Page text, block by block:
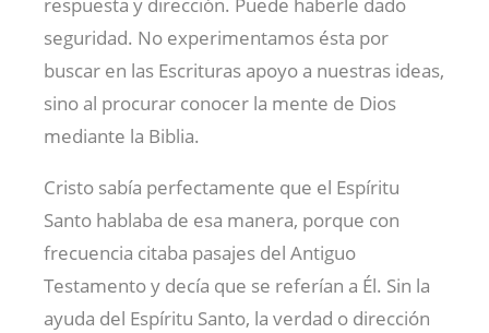
seguridad. No experimentamos ésta por
buscar en las Escrituras apoyo a nuestras ideas,
sino al procurar conocer la mente de Dios
mediante la Biblia.
Cristo sabía perfectamente que el Espíritu
Santo hablaba de esa manera, porque con
frecuencia citaba pasajes del Antiguo
Testamento y decía que se referían a Él. Sin la
ayuda del Espíritu Santo, la verdad o dirección